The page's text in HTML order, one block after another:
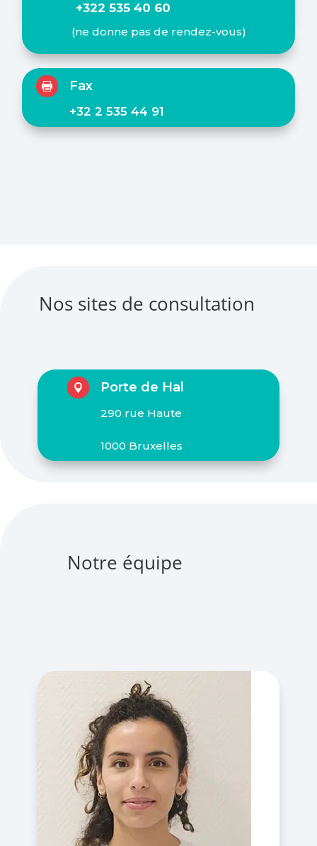
+322 535 40 60
(ne donne pas de rendez-vous)
 Fax
+32 2 535 44 91
Nos sites de consultation
 Porte de Hal
290 rue Haute
1000 Bruxelles
Notre équipe